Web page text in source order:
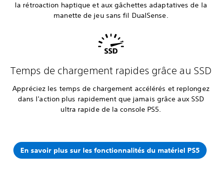
la rétroaction haptique et aux gâchettes adaptatives de la
manette de jeu sans fil DualSense.
Temps de chargement rapides grâce au SSD
Appréciez les temps de chargement accélérés et replongez
dans l'action plus rapidement que jamais grâce aux SSD
ultra rapide de la console PS5.
En savoir plus sur les fonctionnalités du matériel PS5